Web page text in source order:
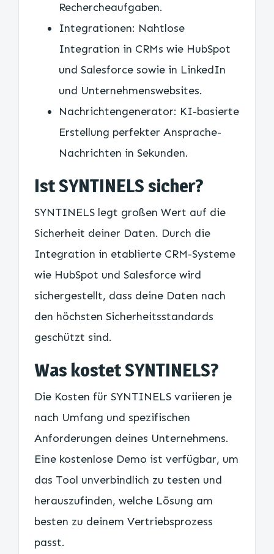
Rechercheaufgaben.
Integrationen: Nahtlose
Integration in CRMs wie HubSpot
und Salesforce sowie in LinkedIn
und Unternehmenswebsites.
Nachrichtengenerator: KI-basierte
Erstellung perfekter Ansprache-
Nachrichten in Sekunden.
Ist SYNTINELS sicher?
SYNTINELS legt großen Wert auf die
Sicherheit deiner Daten. Durch die
Integration in etablierte CRM-Systeme
wie HubSpot und Salesforce wird
sichergestellt, dass deine Daten nach
den höchsten Sicherheitsstandards
geschützt sind.
Was kostet SYNTINELS?
Die Kosten für SYNTINELS variieren je
nach Umfang und spezifischen
Anforderungen deines Unternehmens.
Eine kostenlose Demo ist verfügbar, um
das Tool unverbindlich zu testen und
herauszufinden, welche Lösung am
besten zu deinem Vertriebsprozess
passt.